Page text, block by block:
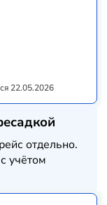
22.05.2026
отдельно.
учётом